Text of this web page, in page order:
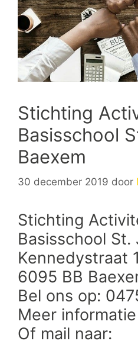
Stichting
Basisschool
Baexem
30 december 2019 door
Stichting
Basisschool St.
Kennedystraat 1
6095 BB
Bel ons op:
Meer
Of mail naar: